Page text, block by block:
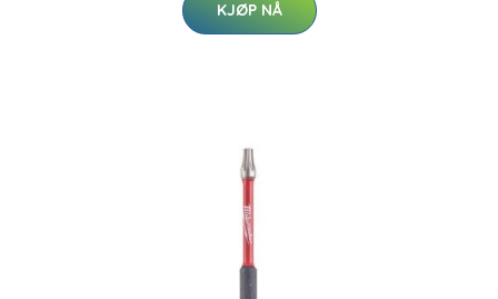
KJØP NÅ